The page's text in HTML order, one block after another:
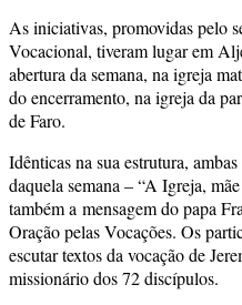
As iniciativas, promovidas pelo
Vocacional, tiveram lugar em
abertura da semana, na igreja
do encerramento, na igreja da
de Faro.
Idênticas na sua estrutura,
daquela semana – “A Igreja,
também a mensagem do papa
Oração pelas Vocações. Os
escutar textos da vocação de
missionário dos 72 discípulos.